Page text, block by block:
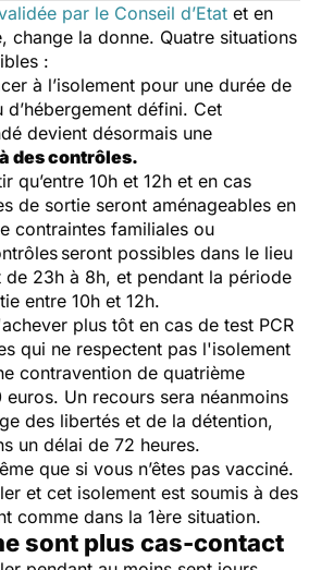
par le Conseil d’Etat et en
change la donne. Quatre situations
:
à l’isolement pour une durée de
d’hébergement défini. Cet
devient désormais une
des contrôles.
qu’entre 10h et 12h et en cas
de sortie seront aménageables en
contraintes familiales ou
seront possibles dans le lieu
23h à 8h, et pendant la période
entre 10h et 12h.
plus tôt en cas de test PCR
qui ne respectent pas l'isolement
contravention de quatrième
Un recours sera néanmoins
des libertés et de la détention,
un délai de 72 heures.
que si vous n’êtes pas vacciné.
et cet isolement est soumis à des
comme dans la 1ère situation.
sont plus cas-contact